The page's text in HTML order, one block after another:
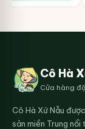
Cô Hà
Cửa hàng
Cô Hà Xứ Nẫu
sản miền Trung